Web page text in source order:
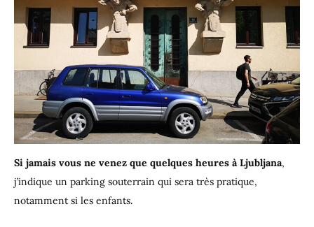
Si jamais vous ne venez que quelques heures à Ljubljana,
j’indique un parking souterrain qui sera très pratique,
notamment si les enfants.